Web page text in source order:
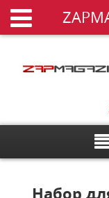
Набор